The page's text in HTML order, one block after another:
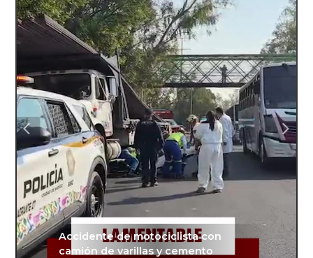
Accidente de motociclista con
camión de varillas y cemento